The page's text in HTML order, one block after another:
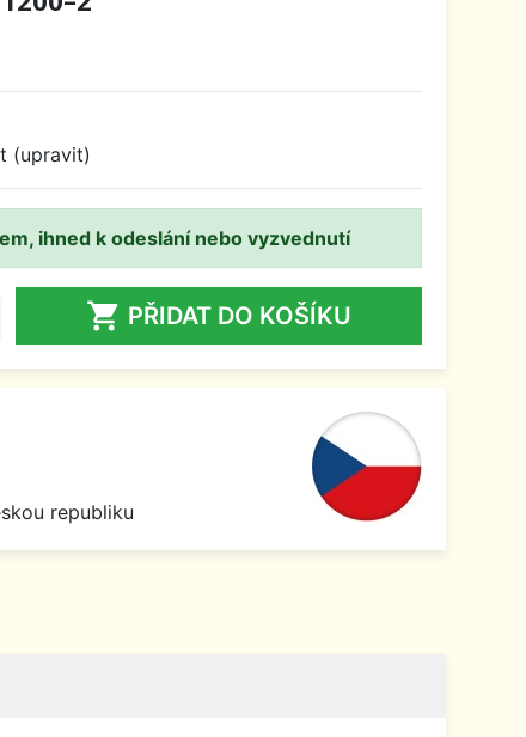
(upravit)
ihned k odeslání nebo vyzvednutí
 PŘIDAT DO KOŠÍKU
republiku